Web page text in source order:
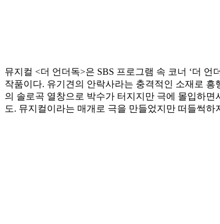
뮤지컬 <더 언더독>은 SBS 프로그램 속 코너 ‘더 언
작품이다. 유기견의 안락사라는 충격적인 소재로
의 솔로곡 열창으로 박수가 터지지만 극에 몰입하
도. ​뮤지컬이라는 매개로 극을 만들었지만 떠들썩